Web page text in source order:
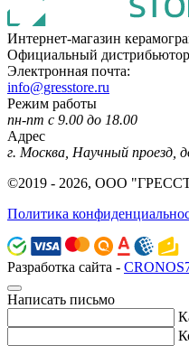
Интернет-магазин
Официальный дистрибьютор
Электронная почта:
info@gresstore.ru
Режим работы
пн-пт с 9.00 до 18.00
Адрес
г. Москва, Научный проезд,
©2019 - 2026, ООО
Политика
Разработка сайта -
Написать письмо